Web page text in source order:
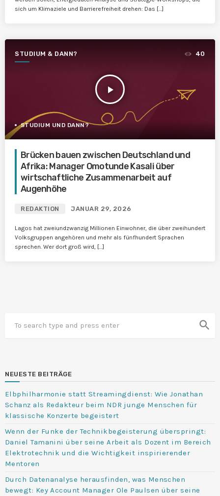
sich um Klimaziele und Barrierefreiheit drehen: Das […]
STUDIUM & DANN?
play_arrow
40
STUDIUM UND DANN?
Brücken bauen zwischen Deutschland und
Afrika: Manager Omotunde Kasali über
wirtschaftliche Zusammenarbeit auf
Augenhöhe
REDAKTION JANUAR 29, 2026
Lagos hat zweiundzwanzig Millionen Einwohner, die über zweihundert
Volksgruppen angehören und mehr als fünfhundert Sprachen
sprechen. Wer dort groß wird, […]
search
NEUESTE BEITRÄGE
Elbphilharmonie statt Streamingdienst: Wie Jonathan
Schanz als Redakteur beim NDR junge Menschen für
klassische Konzerte begeistert
Wenn der Funke der Technikbegeisterung überspringt:
Daniel Tamanini über seine Arbeit als Dozent im Bereich
Elektrotechnik und die Wichtigkeit inspirierender
Mentoren
Durch Datenanalyse herausfinden, was Menschen
bewegt: Key Account Manager Ole Paulsen über seine